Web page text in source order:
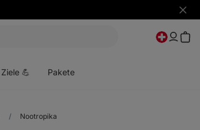
Ziele 💪 Pakete
Nootropika